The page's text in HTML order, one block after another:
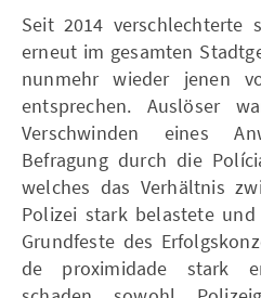
Seit 2014 verschlechterte
erneut im gesamten
nunmehr wieder jenen
entsprechen. Auslöser
Verschwinden eines
Befragung durch die
welches das Verhältnis
Polizei stark belastete
Grundfeste des
de proximidade stark